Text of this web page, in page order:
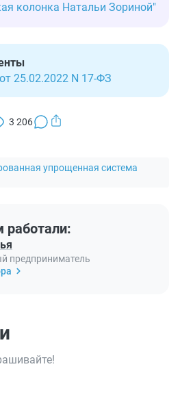
колонка Натальи Зориной"
25.02.2022 N 17-ФЗ
3 206
упрощенная система
работали:
предприниматель